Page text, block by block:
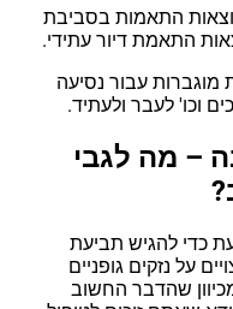
התאמות בסביבת
התאמת דיור עתידי.
עבור נסיעה
וכו' לעבר ולעתיד.
– מה לגבי
כדי להגיש תביעת
על נזקים גופניים
מכיוון שהדבר החשוב